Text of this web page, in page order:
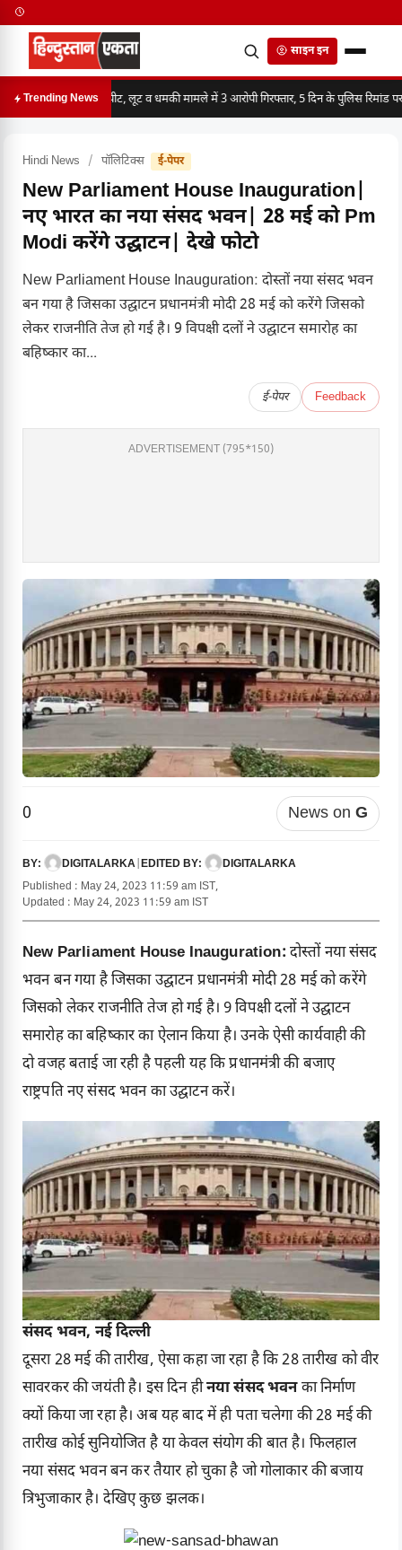
साइन इन
Trending Newsमारपीट, लूट व धमकी मामले में 3 आरोपी गिरफ्तार, 5 दिन के पुलिस रिमांड पर
Hindi News / पॉलिटिक्स ई-पेपर
New Parliament House Inauguration|
नए भारत का नया संसद भवन| 28 मई को Pm
Modi करेंगे उद्घाटन| देखे फोटो
New Parliament House Inauguration: दोस्तों नया संसद भवन
बन गया है जिसका उद्घाटन प्रधानमंत्री मोदी 28 मई को करेंगे जिसको
लेकर राजनीति तेज हो गई है। 9 विपक्षी दलों ने उद्घाटन समारोह का
बहिष्कार का...
ई-पेपर Feedback
ADVERTISEMENT (795*150)
0 News on G
BY: DIGITALARKA EDITED BY:
DIGITALARKA
Published : May 24, 2023 11:59 am IST,
Updated : May 24, 2023 11:59 am IST
New Parliament House Inauguration: दोस्तों नया संसद
भवन बन गया है जिसका उद्घाटन प्रधानमंत्री मोदी 28 मई को करेंगे
जिसको लेकर राजनीति तेज हो गई है। 9 विपक्षी दलों ने उद्घाटन
समारोह का बहिष्कार का ऐलान किया है। उनके ऐसी कार्यवाही की
दो वजह बताई जा रही है पहली यह कि प्रधानमंत्री की बजाए
राष्ट्रपति नए संसद भवन का उद्घाटन करें।
संसद भवन, नई दिल्ली
दूसरा 28 मई की तारीख, ऐसा कहा जा रहा है कि 28 तारीख को वीर
सावरकर की जयंती है। इस दिन हीनया संसद भवनका निर्माण
क्यों किया जा रहा है। अब यह बाद में ही पता चलेगा की 28 मई की
तारीख कोई सुनियोजित है या केवल संयोग की बात है। फिलहाल
नया संसद भवन बन कर तैयार हो चुका है जो गोलाकार की बजाय
त्रिभुजाकार है। देखिए कुछ झलक।